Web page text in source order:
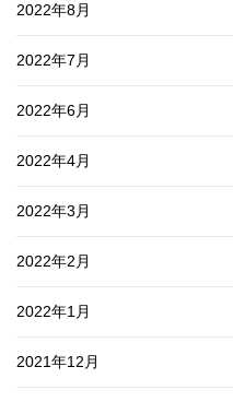
2022年8月
2022年7月
2022年6月
2022年4月
2022年3月
2022年2月
2022年1月
2021年12月